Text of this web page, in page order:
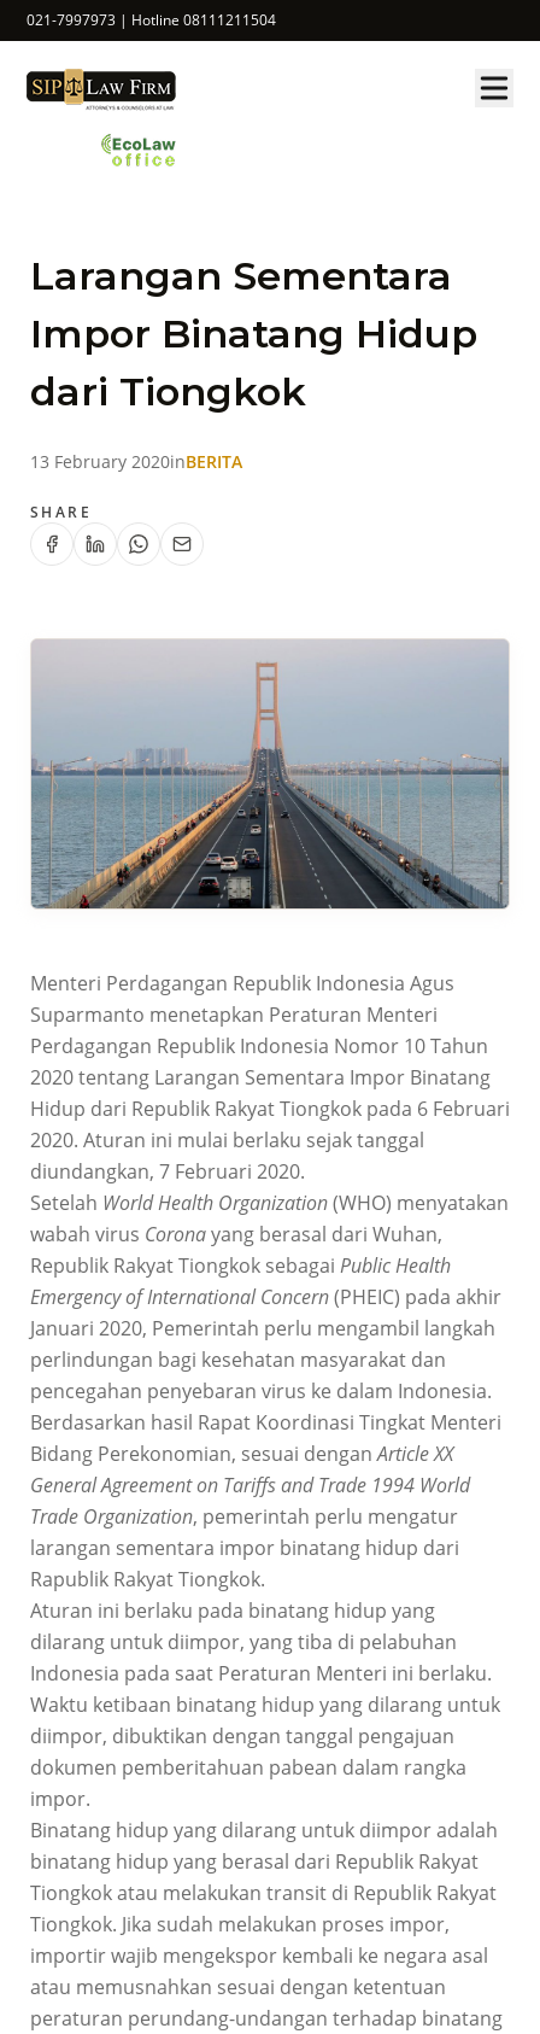
021-7997973 | Hotline 08111211504
Larangan Sementara
Impor Binatang Hidup
dari Tiongkok
13 February 2020inBERITA
SHARE
Menteri Perdagangan Republik Indonesia Agus
Suparmanto menetapkan Peraturan Menteri
Perdagangan Republik Indonesia Nomor 10 Tahun
2020 tentang Larangan Sementara Impor Binatang
Hidup dari Republik Rakyat Tiongkok pada 6 Februari
2020. Aturan ini mulai berlaku sejak tanggal
diundangkan, 7 Februari 2020.
Setelah World Health Organization(WHO) menyatakan
wabah virus Coronayang berasal dari Wuhan,
Republik Rakyat Tiongkok sebagai Public Health
Emergency of International Concern(PHEIC) pada akhir
Januari 2020, Pemerintah perlu mengambil langkah
perlindungan bagi kesehatan masyarakat dan
pencegahan penyebaran virus ke dalam Indonesia.
Berdasarkan hasil Rapat Koordinasi Tingkat Menteri
Bidang Perekonomian, sesuai denganArticle XX
General Agreement on Tariffs and Trade 1994 World
Trade Organization, pemerintah perlu mengatur
larangan sementara impor binatang hidup dari
Rapublik Rakyat Tiongkok.
Aturan ini berlaku pada binatang hidup yang
dilarang untuk diimpor, yang tiba di pelabuhan
Indonesia pada saat Peraturan Menteri ini berlaku.
Waktu ketibaan binatang hidup yang dilarang untuk
diimpor, dibuktikan dengan tanggal pengajuan
dokumen pemberitahuan pabean dalam rangka
impor.
Binatang hidup yang dilarang untuk diimpor adalah
binatang hidup yang berasal dari Republik Rakyat
Tiongkok atau melakukan transit di Republik Rakyat
Tiongkok. Jika sudah melakukan proses impor,
importir wajib mengekspor kembali ke negara asal
atau memusnahkan sesuai dengan ketentuan
peraturan perundang-undangan terhadap binatang